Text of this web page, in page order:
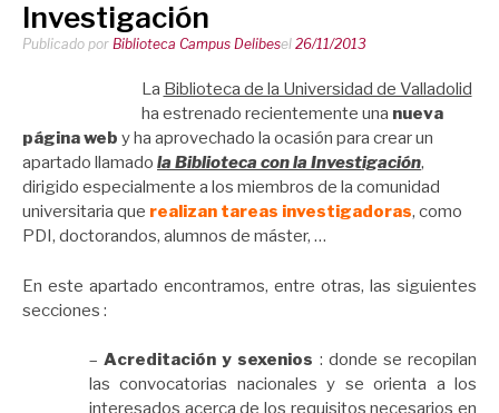
Investigación
Publicado por Biblioteca Campus Delibesel 26/11/2013
La Biblioteca de la Universidad de Valladolid
ha estrenado recientemente una nueva
página web y ha aprovechado la ocasión para crear un
apartado llamado la Biblioteca con la Investigación,
dirigido especialmente a los miembros de la comunidad
universitaria que realizan tareas investigadoras, como
PDI, doctorandos, alumnos de máster, …
En este apartado encontramos, entre otras, las siguientes
secciones :
–Acreditación y sexenios : donde se recopilan
las convocatorias nacionales y se orienta a los
interesados acerca de los requisitos necesarios en